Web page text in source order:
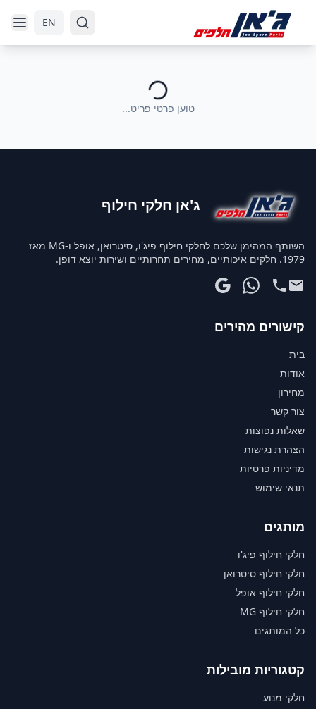
EN
טוען פרטי פריט...
ג'אן חלקי חילוף
השותף המהימן שלכם לחלקי חילוף פיג'ו, סיטרואן, אופל ו-MG מאז
1979. חלקים איכותיים, מחירים תחרותיים ושירות יוצא דופן.
קישורים מהירים
בית
אודות
מחירון
צור קשר
שאלות נפוצות
הצהרת נגישות
מדיניות פרטיות
תנאי שימוש
מותגים
חלקי חילוף פיג'ו
חלקי חילוף סיטרואן
חלקי חילוף אופל
חלקי חילוף MG
כל המותגים
קטגוריות מובילות
חלקי מנוע